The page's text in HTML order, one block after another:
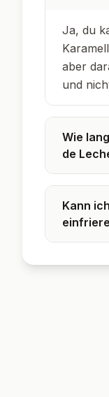
Ja, du
aber
und
Wie
de
Kann